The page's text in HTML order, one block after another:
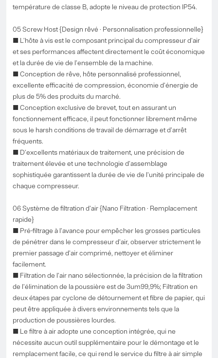
température de classe B, adopte le niveau de protection IP54.
05 Screw Host {Design rêvé · Personnalisation professionnelle}
■ L'hôte à vis est le composant principal du compresseur d'air
et ses performances affectent directement le coût économique
et la durée de vie de l'ensemble de la machine.
■ Conception de rêve, hôte personnalisé professionnel,
excellente efficacité de compression, économie d'énergie de
plus de 5% des produits du marché.
■ Conception exclusive de brevet, tout en assurant un
fonctionnement efficace, il peut fonctionner librement même
sous le harsh conditions de travail de démarrage et d'arrêt
fréquents.
■ D'excellents matériaux de traitement, une précision de
traitement élevée et une technologie d'assemblage
sophistiquée garantissent la durée de vie de l'unité principale de
chaque compresseur.
06 Système de filtration d'air {Nano Filtration · Remplacement
rapide}
■ Pré-filtrage à l'avance pour empêcher les grosses particules
de pénétrer dans le compresseur d'air, observer strictement le
premier passage d'air comprimé, nettoyer et éliminer
facilement.
■ Filtration de l'air nano sélectionnée, la précision de la filtration
de l'élimination de la poussière est de 3um99,9%; Filtration en
deux étapes par cyclone de détournement et fibre de papier, qui
peut être appliquée à divers environnements tels que la
production de poussières lourdes.
■ Le filtre à air adopte une conception intégrée, qui ne
nécessite aucun outil supplémentaire pour le démontage et le
remplacement facile, ce qui rend le service du filtre à air simple